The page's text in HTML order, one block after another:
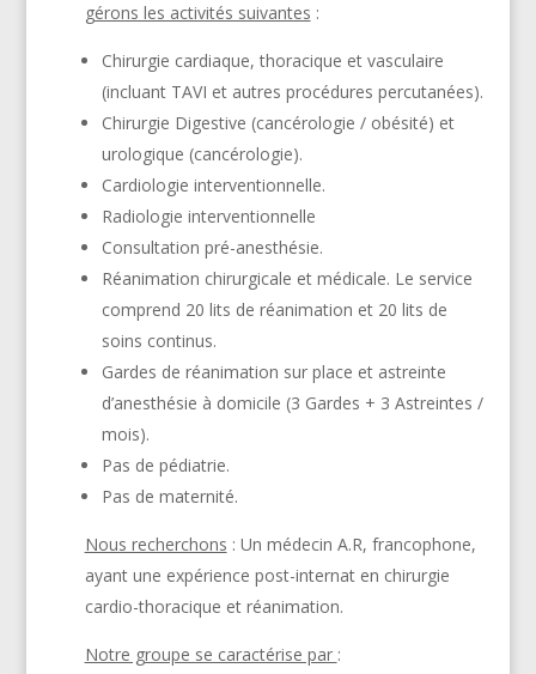
gérons les activités suivantes :
Chirurgie cardiaque, thoracique et vasculaire
(incluant TAVI et autres procédures percutanées).
Chirurgie Digestive (cancérologie / obésité) et
urologique (cancérologie).
Cardiologie interventionnelle.
Radiologie interventionnelle
Consultation pré-anesthésie.
Réanimation chirurgicale et médicale. Le service
comprend 20 lits de réanimation et 20 lits de
soins continus.
Gardes de réanimation sur place et astreinte
d’anesthésie à domicile (3 Gardes + 3 Astreintes /
mois).
Pas de pédiatrie.
Pas de maternité.
Nous recherchons : Un médecin A.R, francophone,
ayant une expérience post-internaten chirurgie
cardio-thoracique et réanimation.
Notre groupe se caractérise par :